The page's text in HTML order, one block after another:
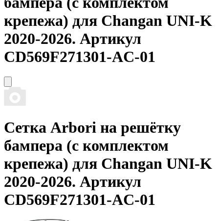
крепежа) для Changan UNI-K
2020-2026. Артикул
CD569F271301-AC-01
Сетка Arbori на решётку
бампера (с комплектом
крепежа) для Changan UNI-K
2020-2026. Артикул
CD569F271301-AC-01